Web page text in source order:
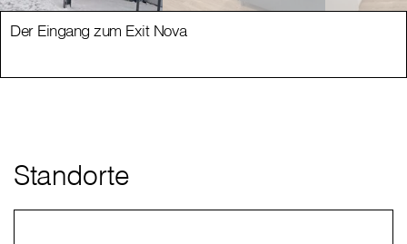
Der Eingang zum Exit Nova
Standorte